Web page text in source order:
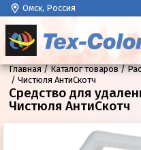
Омск, Россия
Главная Каталог товаров
Чистюля АнтиСкотч
Средство для
Чистюля АнтиСкотч